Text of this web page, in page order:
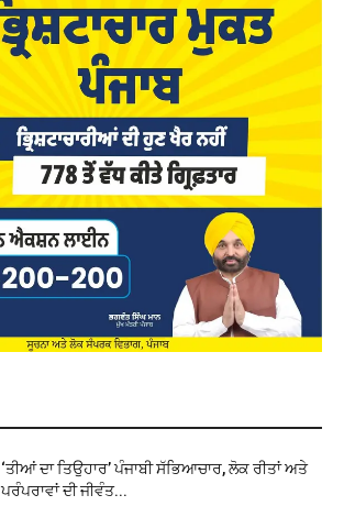
‘ਤੀਆਂ ਦਾ ਤਿਉਹਾਰ’ ਪੰਜਾਬੀ ਸੱਭਿਆਚਾਰ, ਲੋਕ ਰੀਤਾਂ ਅਤੇ
ਪਰੰਪਰਾਵਾਂ ਦੀ ਜੀਵੰਤ...